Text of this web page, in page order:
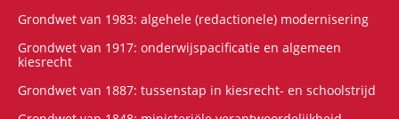
Grondwet van 1983: algehele (redactionele) modernisering
Grondwet van 1917: onderwijspacificatie en algemeen
kiesrecht
Grondwet van 1887: tussenstap in kiesrecht- en schoolstrijd